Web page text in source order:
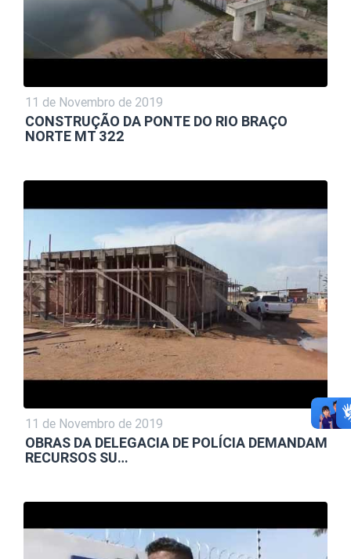
11 de Novembro de 2019
CONSTRUÇÃO DA PONTE DO RIO BRAÇO
NORTE MT 322
11 de Novembro de 2019
OBRAS DA DELEGACIA DE POLÍCIA DEMANDAM
RECURSOS SU…